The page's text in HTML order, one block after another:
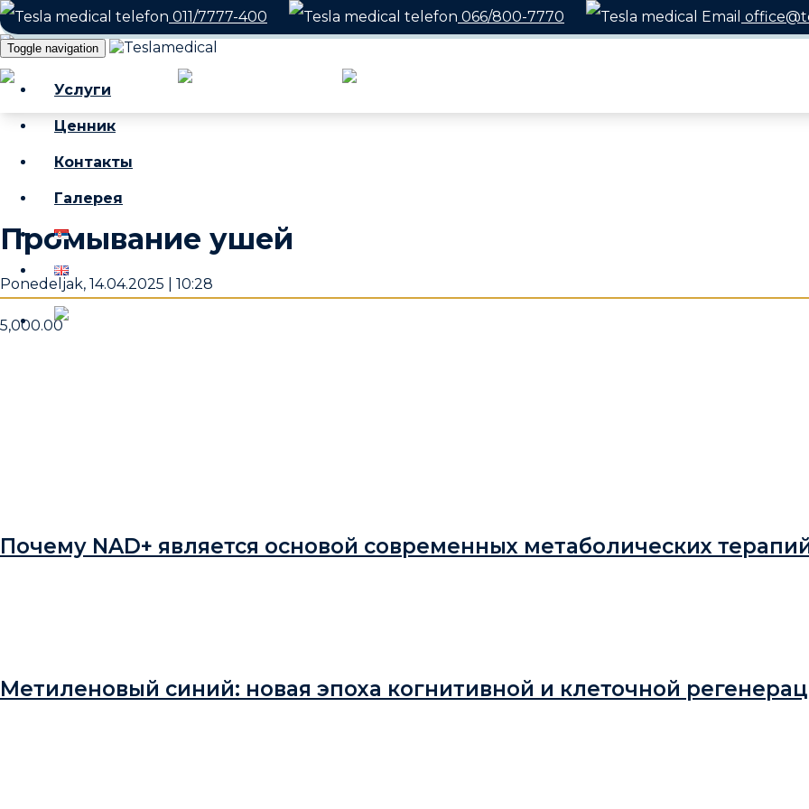
011/7777-400 066/800-7770
Часы работы: Понедельник-суббота 08 - 22h / Воскресенье 10 - 18h
Toggle navigation
Услуги
Ценник
Контакты
Галерея
Промывание ушей
Ponedeljak, 14.04.2025 | 10:28
5,000.00
Почему NAD+ является основой современных метаболических
Метиленовый синий: новая эпоха когнитивной и клеточной